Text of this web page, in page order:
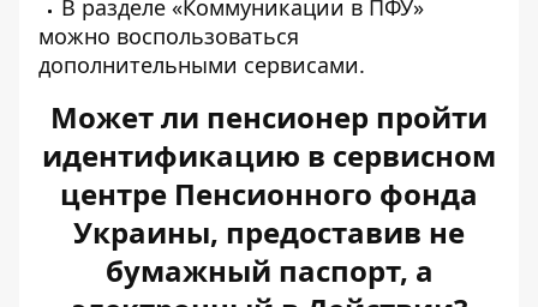
В разделе «Коммуникации в ПФУ»
можно воспользоваться
дополнительными сервисами.
Может ли пенсионер пройти
идентификацию в сервисном
центре Пенсионного фонда
Украины, предоставив не
бумажный паспорт, а